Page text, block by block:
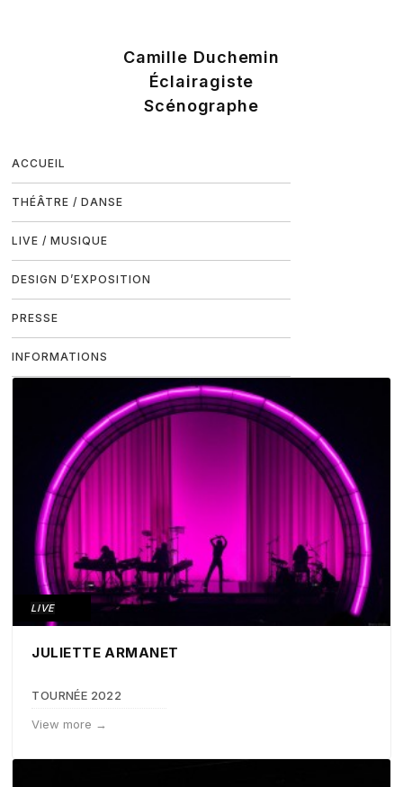
ACCUEIL
THÉÂTRE / DANSE
LIVE / MUSIQUE
DESIGN D’EXPOSITION
PRESSE
INFORMATIONS
LIVE
JULIETTE ARMANET
TOURNÉE 2022
View more →